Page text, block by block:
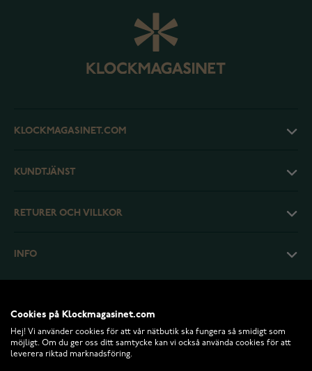
KLOCKMAGASINET.COM
KUNDTJÄNST
RETURER OCH VILLKOR
INFO
Cookies på Klockmagasinet.com
Hej! Vi använder cookies för att vår nätbutik ska fungera så smidigt som
möjligt. Om du ger oss ditt samtycke kan vi också använda cookies för att
leverera riktad marknadsföring.